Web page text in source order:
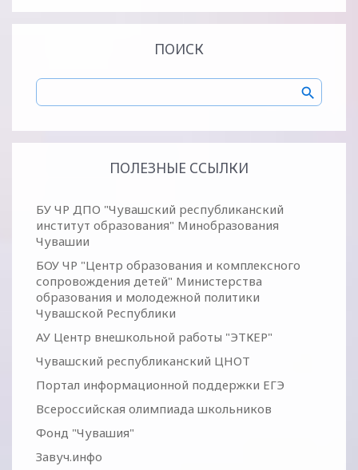
ПОИСК
ПОЛЕЗНЫЕ ССЫЛКИ
БУ ЧР ДПО "Чувашский республиканский
институт образования" Минобразования
Чувашии
БОУ ЧР "Центр образования и комплексного
сопровождения детей" Министерства
образования и молодежной политики
Чувашской Республики
АУ Центр внешкольной работы "ЭТКЕР"
Чувашский республиканский ЦНОТ
Портал информационной поддержки ЕГЭ
Всероссийская олимпиада школьников
Фонд "Чувашия"
Завуч.инфо